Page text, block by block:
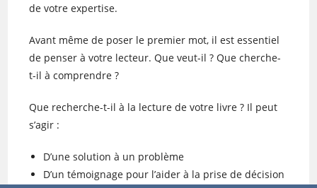
de votre expertise.
Avant même de poser le premier mot, il est essentiel
de penser à votre lecteur. Que veut-il ? Que cherche-
t-il à comprendre ?
Que recherche-t-il à la lecture de votre livre ? Il peut
s’agir :
D’une solution à un problème
D’un témoignage pour l’aider à la prise de décision